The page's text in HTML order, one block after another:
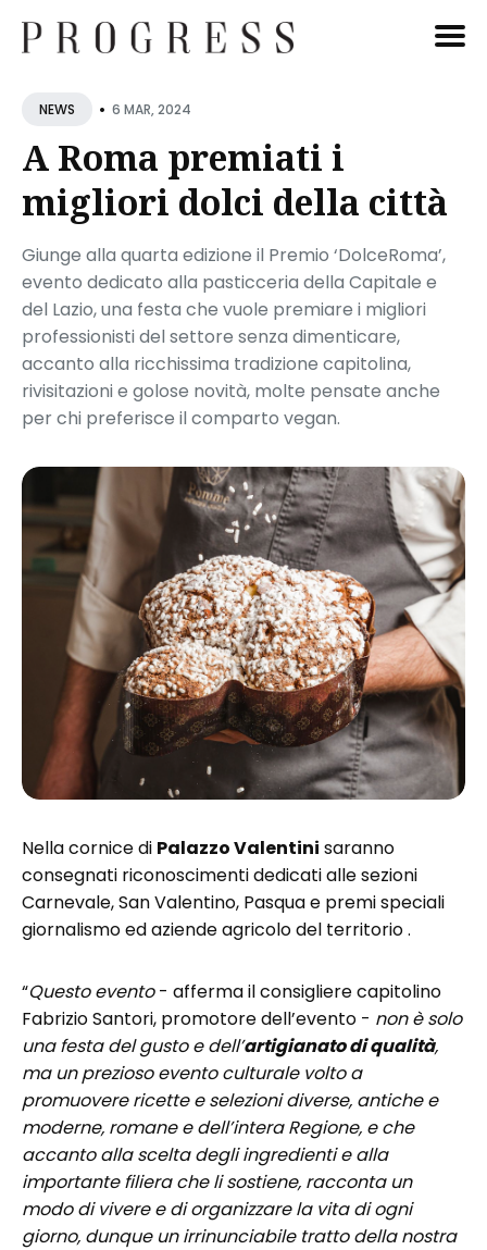
Cerca
NEWS • 6 MAR, 2024
A Roma premiati i
migliori dolci della città
Giunge alla quarta edizione il Premio ‘DolceRoma’,
evento dedicato alla pasticceria della Capitale e
del Lazio, una festa che vuole premiare i migliori
professionisti del settore senza dimenticare,
accanto alla ricchissima tradizione capitolina,
rivisitazioni e golose novità, molte pensate anche
per chi preferisce il comparto vegan.
Nella cornice di Palazzo Valentini saranno
consegnati riconoscimenti dedicati alle sezioni
Carnevale, San Valentino, Pasqua e premi speciali
giornalismo ed aziende agricolo del territorio .
“Questo evento- afferma il consigliere capitolino
Fabrizio Santori, promotore dell’evento - non è solo
una festa del gusto e dell’artigianato di qualità,
ma un prezioso evento culturale volto a
promuovere ricette e selezioni diverse, antiche e
moderne, romane e dell’intera Regione, e che
accanto alla scelta degli ingredienti e alla
importante filiera che li sostiene, racconta un
modo di vivere e di organizzare la vita di ogni
giorno, dunque un irrinunciabile tratto della nostra